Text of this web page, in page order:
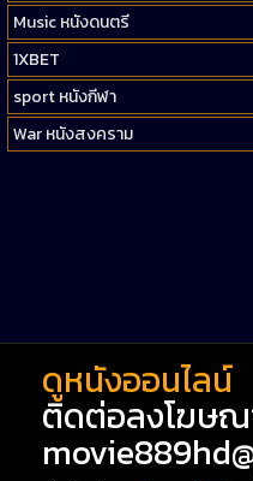
Music หนังดนตรี
1XBET
sport หนังกีฬา
War หนังสงคราม
ดูหนังออนไลน์
ติดต่อลงโฆษ